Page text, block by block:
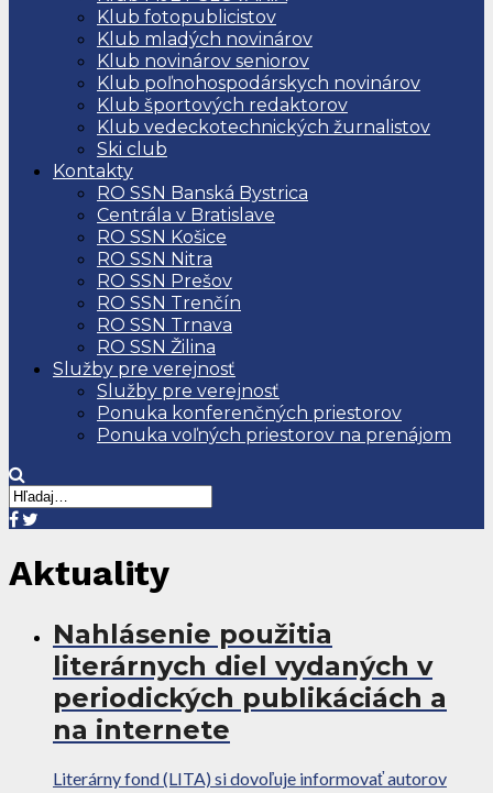
Klub fotopublicistov
Klub mladých novinárov
Klub novinárov seniorov
Klub poľnohospodárskych novinárov
Klub športových redaktorov
Klub vedeckotechnických žurnalistov
Ski club
Kontakty
RO SSN Banská Bystrica
Centrála v Bratislave
RO SSN Košice
RO SSN Nitra
RO SSN Prešov
RO SSN Trenčín
RO SSN Trnava
RO SSN Žilina
Služby pre verejnosť
Služby pre verejnosť
Ponuka konferenčných priestorov
Ponuka voľných priestorov na prenájom
Aktuality
Nahlásenie použitia
literárnych diel vydaných v
periodických publikáciách a
na internete
Literárny fond (LITA) si dovoľuje informovať autorov